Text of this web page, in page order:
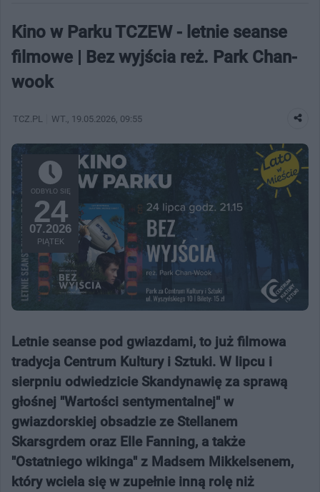
Kino w Parku TCZEW - letnie seanse
filmowe | Bez wyjścia reż. Park Chan-
wook
TCZ.PL WT. , 19.05.2026, 09:55
ODBYŁO SIĘ
24
07.2026
PIĄTEK
Letnie seanse pod gwiazdami, to już filmowa
tradycja Centrum Kultury i Sztuki. W lipcu i
sierpniu odwiedzicie Skandynawię za sprawą
głośnej "Wartości sentymentalnej" w
gwiazdorskiej obsadzie ze Stellanem
Skarsgrdem oraz Elle Fanning, a także
"Ostatniego wikinga" z Madsem Mikkelsenem,
który wciela się w zupełnie inną rolę niż